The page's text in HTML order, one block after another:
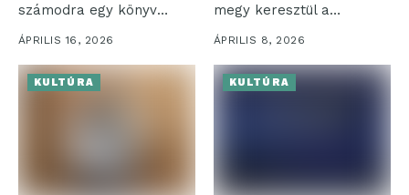
számodra egy könyv
elolvasása? A
könyvekből...
ÁPRILIS 16, 2026
megy keresztül a
vendéglátóipar: egyre
nagyobb hangsúlyt...
ÁPRILIS 8, 2026
KULTÚRA KULTÚRA